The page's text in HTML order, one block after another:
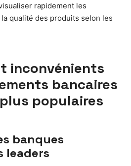
rapidement les
qualité des produits selon les
inconvénients
bancaires
populaires
banques
leaders